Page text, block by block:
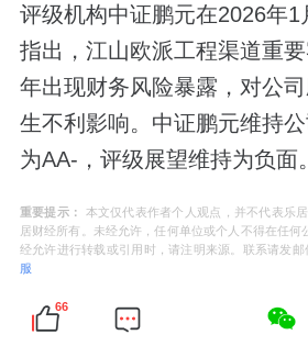
评级机构中证鹏元在2026年1
指出，江山欧派工程渠道重
年出现财务风险暴露，对公
生不利影响。中证鹏元维持
为AA-，评级展望维持为负面。
重要提示：
本文仅代表作者个人观点，并不代表乐
居财经所有。未经允许，任何单位或个人不得在任何
经允许进行转载或引用时，请注明来源。联系请发邮
服
66